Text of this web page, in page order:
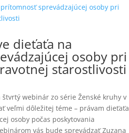
dieťaťa na
osoby pri
starostlivosti
štvrtý webinár zo série Ženské kruhy v
veľmi dôležitej téme – právam dieťaťa
osoby počas poskytovania
vás bude sprevádzať Zuzana